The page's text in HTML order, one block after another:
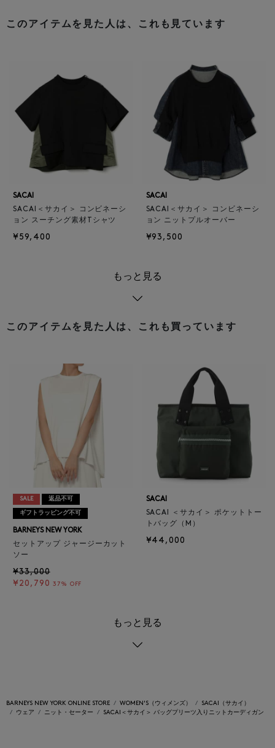
このアイテムを見た人は、これも見ています
SACAI
SACAI＜サカイ＞ コンビネーシ
ョン スーチング素材Tシャツ
¥59,400
SACAI
SACAI＜サカイ＞ コンビネーシ
ョン ニットプルオーバー
¥93,500
もっと見る
このアイテムを見た人は、これも買っています
SALE 返品不可
ギフトラッピング不可
BARNEYS NEW YORK
セットアップ ジャージーカット
ソー
¥33,000
¥20,790 37% OFF
SACAI
SACAI ＜サカイ＞ ポケットトー
トバッグ（M）
¥44,000
もっと見る
BARNEYS NEW YORK ONLINE STORE WOMEN'S（ウィメンズ）
SACAI（サカイ）
ウェア
ニット・セーター SACAI＜サカイ＞ バッグプリーツ入りニットカーディガン